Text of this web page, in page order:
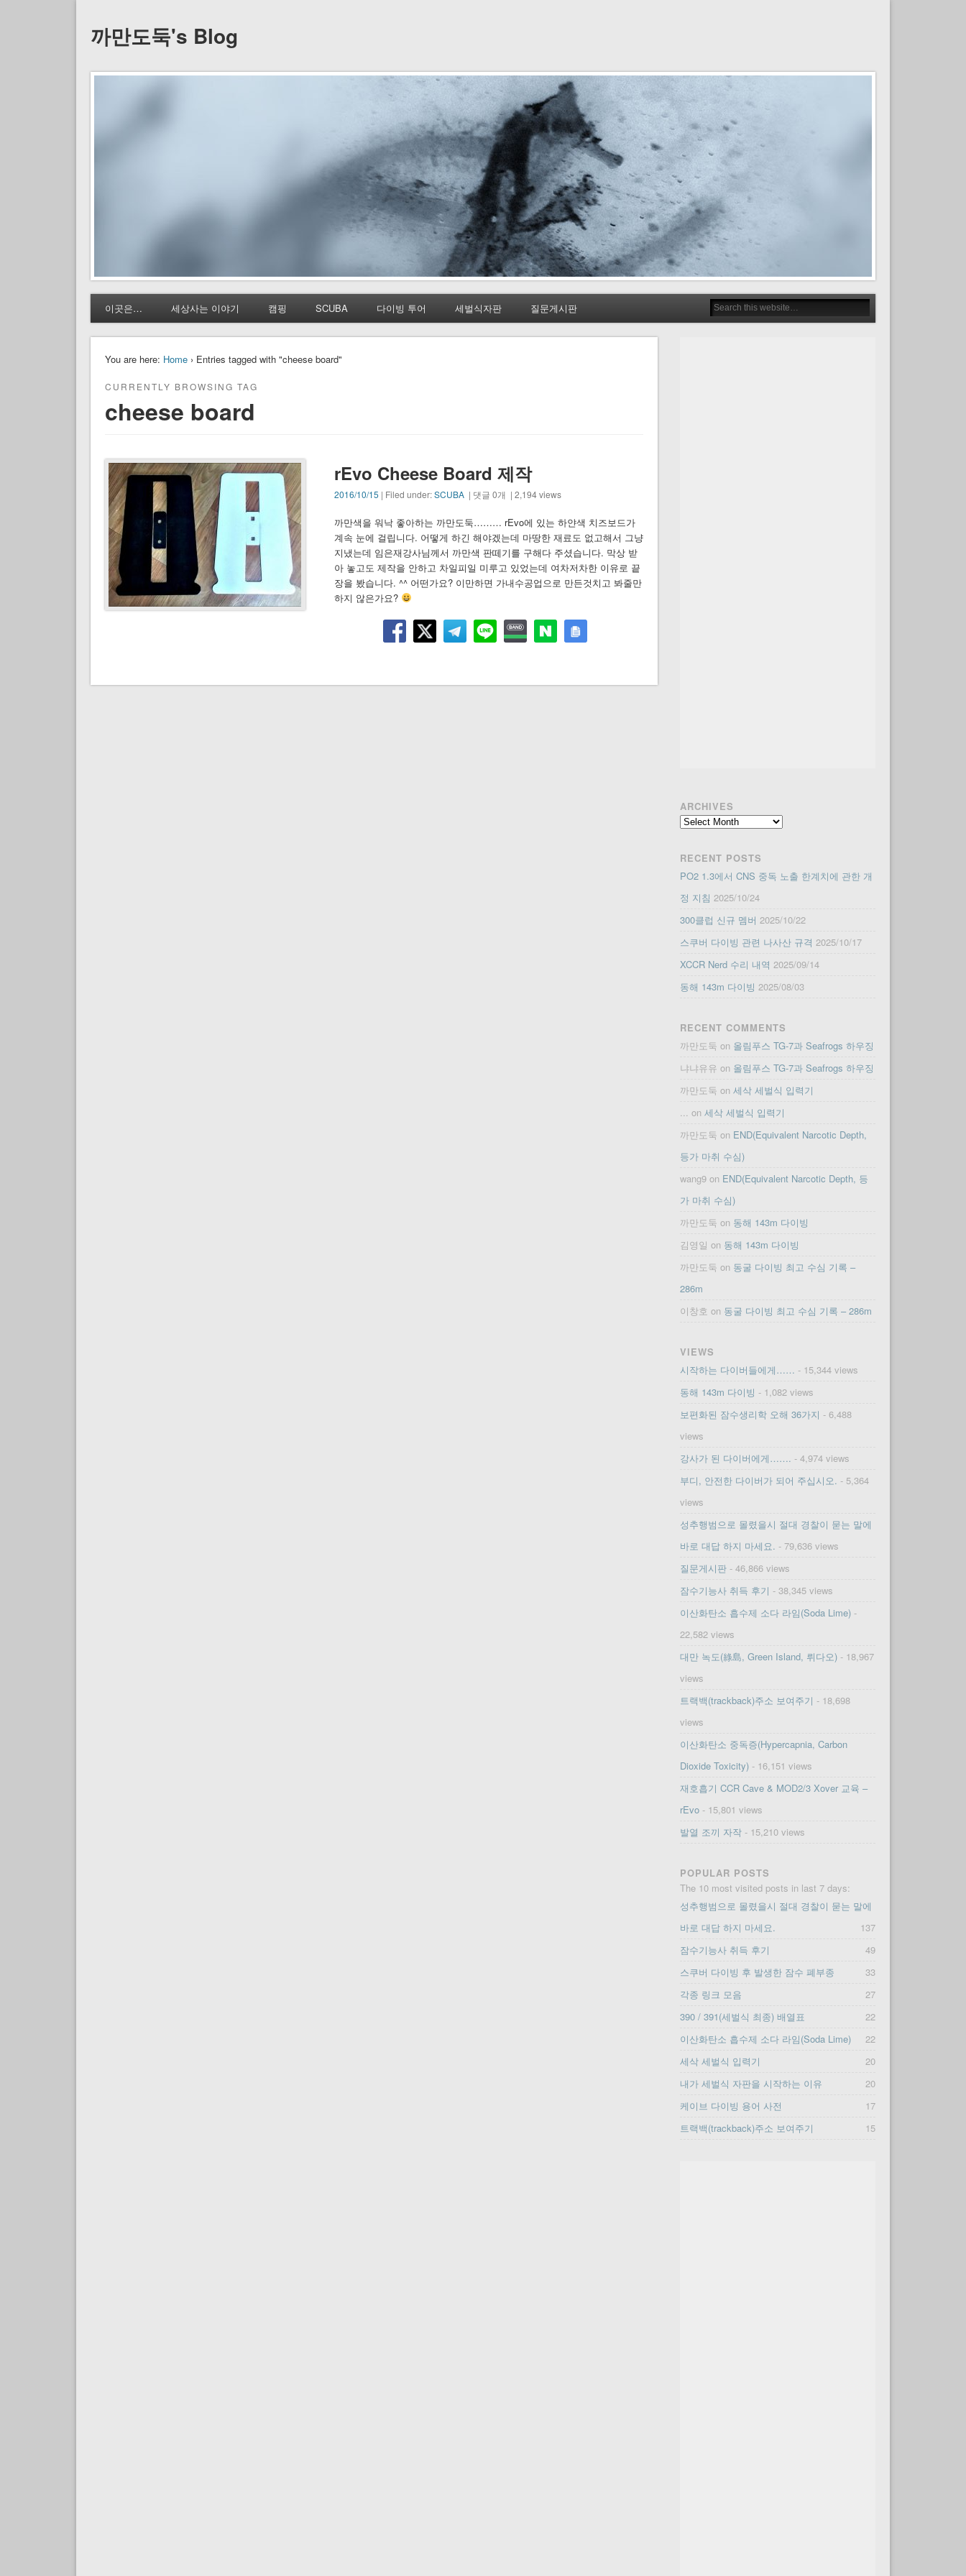
까만도둑's Blog
이곳은… 세상사는 이야기 캠핑 SCUBA 다이빙 투어 세벌식자판 질문게시판
You are here: Home› Entries tagged with "cheese board"
CURRENTLY BROWSING TAG
cheese board
rEvo Cheese Board 제작
2016/10/15 | Filed under:SCUBA| 댓글 0개 | 2,194 views
까만색을 워낙 좋아하는 까만도둑……… rEvo에 있는 하얀색 치즈보드가
계속 눈에 걸립니다. 어떻게 하긴 해야겠는데 마땅한 재료도 없고해서 그냥
지냈는데 임은재강사님께서 까만색 판떼기를 구해다 주셨습니다. 막상 받
아 놓고도 제작을 안하고 차일피일 미루고 있었는데 여차저차한 이유로 끝
장을 봤습니다. ^^ 어떤가요? 이만하면 가내수공업으로 만든것치고 봐줄만
하지 않은가요?
ARCHIVES
Archives
RECENT POSTS
PO2 1.3에서 CNS 중독 노출 한계치에 관한 개
정 지침 2025/10/24
300클럽 신규 멤버 2025/10/22
스쿠버 다이빙 관련 나사산 규격 2025/10/17
XCCR Nerd 수리 내역 2025/09/14
동해 143m 다이빙 2025/08/03
RECENT COMMENTS
까만도둑 on 올림푸스 TG-7과 Seafrogs 하우징
냐냐유유 on 올림푸스 TG-7과 Seafrogs 하우징
까만도둑 on 세삭 세벌식 입력기
... on 세삭 세벌식 입력기
까만도둑 on END(Equivalent Narcotic Depth,
등가 마취 수심)
wang9on END(Equivalent Narcotic Depth, 등
가 마취 수심)
까만도둑 on 동해 143m 다이빙
김영일 on 동해 143m 다이빙
까만도둑 on 동굴 다이빙 최고 수심 기록 –
286m
이창호 on 동굴 다이빙 최고 수심 기록 – 286m
VIEWS
시작하는 다이버들에게…… - 15,344 views
동해 143m 다이빙 - 1,082 views
보편화된 잠수생리학 오해 36가지 - 6,488
views
강사가 된 다이버에게……. - 4,974 views
부디, 안전한 다이버가 되어 주십시오. - 5,364
views
성추행범으로 몰렸을시 절대 경찰이 묻는 말에
바로 대답 하지 마세요. - 79,636 views
질문게시판- 46,866 views
잠수기능사 취득 후기 - 38,345 views
이산화탄소 흡수제 소다 라임(Soda Lime)-
22,582 views
대만 녹도(綠島, Green Island, 뤼다오)- 18,967
views
트랙백(trackback)주소 보여주기 - 18,698
views
이산화탄소 중독증(Hypercapnia, Carbon
Dioxide Toxicity)- 16,151 views
재호흡기 CCR Cave & MOD2/3 Xover 교육 –
rEvo- 15,801 views
발열 조끼 자작- 15,210 views
POPULAR POSTS
The 10 most visited posts in last 7 days:
성추행범으로 몰렸을시 절대 경찰이 묻는 말에
바로 대답 하지 마세요.
137
잠수기능사 취득 후기
49
스쿠버 다이빙 후 발생한 잠수 폐부종
33
각종 링크 모음
27
390 / 391(세벌식 최종) 배열표
22
이산화탄소 흡수제 소다 라임(Soda Lime)
22
세삭 세벌식 입력기
20
내가 세벌식 자판을 시작하는 이유
20
케이브 다이빙 용어 사전
17
트랙백(trackback)주소 보여주기
15